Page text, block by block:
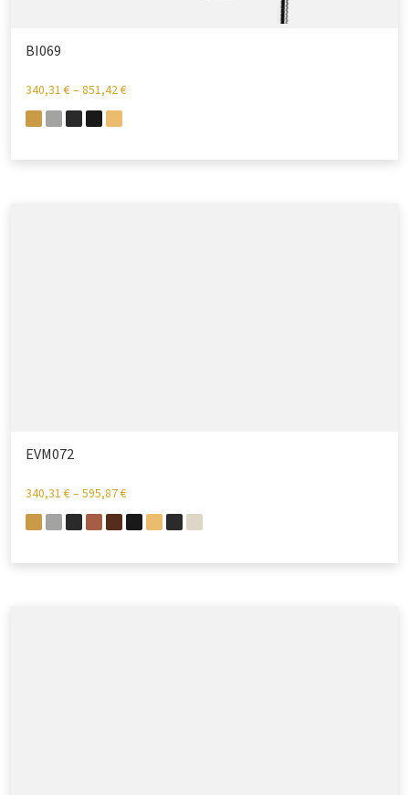
BI069
340,31 €– 851,42€
EVM072
340,31 €– 595,87€